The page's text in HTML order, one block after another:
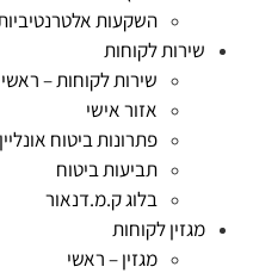
השקעות אלטרנטיביות
שירות לקוחות
שירות לקוחות – ראשי
אזור אישי
פתרונות ביטוח אונליין
תביעות ביטוח
בלוג ק.מ.דנאור
מגזין לקוחות
מגזין – ראשי